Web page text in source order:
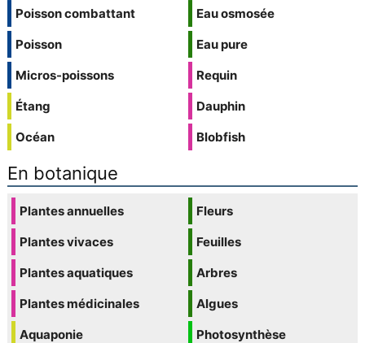
Poisson combattant
Poisson
Micros-poissons
Étang
Océan
Eau osmosée
Eau pure
Requin
Dauphin
Blobfish
En botanique
Plantes annuelles
Plantes vivaces
Plantes aquatiques
Plantes médicinales
Aquaponie
Fleurs
Feuilles
Arbres
Algues
Photosynthèse